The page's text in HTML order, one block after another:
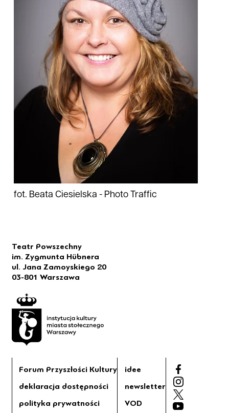
fot. Beata Ciesielska - Photo Traffic
Teatr Powszechny
im. Zygmunta Hübnera
ul. Jana Zamoyskiego 20
03-801 Warszawa
Forum Przyszłości Kultury
deklaracja dostępności
polityka prywatności
idee
newsletter
VOD